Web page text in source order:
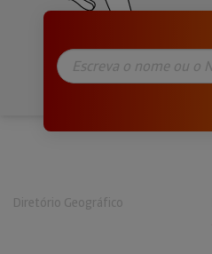
Diretório Geográfico